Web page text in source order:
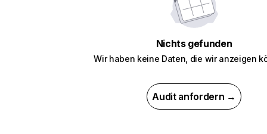
Nichts gefunden
Wir haben keine Daten, die wir anzeigen
Audit anfordern →